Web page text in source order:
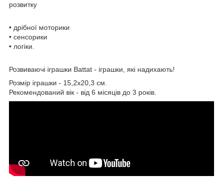
розвитку
• дрібної моторики
• сенсорики
• логіки.
Розвиваючі іграшки Battat - іграшки, які надихають!
Розмір іграшки - 15,2х20,3 см.
Рекомендований вік - від 6 місяців до 3 років.